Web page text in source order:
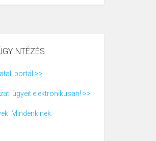
portál >>
ügyeit elektronikusan! >>
Mindenkinek.